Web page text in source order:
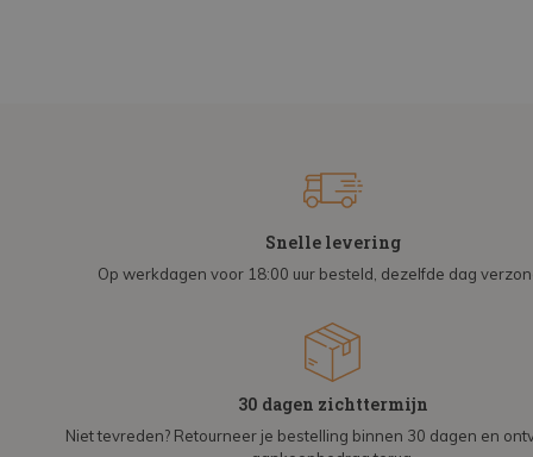
Snelle levering
Op werkdagen voor 18:00 uur besteld, dezelfde dag
30 dagen zichttermijn
Niet tevreden? Retourneer je bestelling binnen 30 dagen en